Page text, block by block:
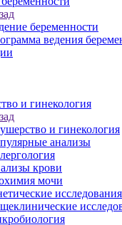
беременности
ведения
и гинекология
и гинекология
анализы
крови
мочи
исследования